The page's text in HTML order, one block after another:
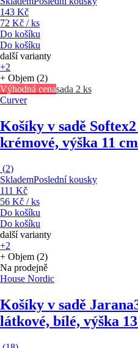
143 Kč
72 Kč / ks
Do košíku
Do košíku
další varianty
+2
+ Objem (2)
Výhodná cenasada 2 ks
Curver
Košíky v sadě Softex
krémové, výška 11 cm
(2)
SklademPoslední kousky
111 Kč
56 Kč / ks
Do košíku
Do košíku
další varianty
+2
+ Objem (2)
Na prodejně
House Nordic
Košíky v sadě Jarana
látkové, bílé, výška